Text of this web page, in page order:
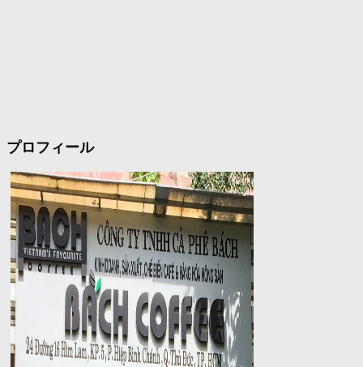
プロフィール